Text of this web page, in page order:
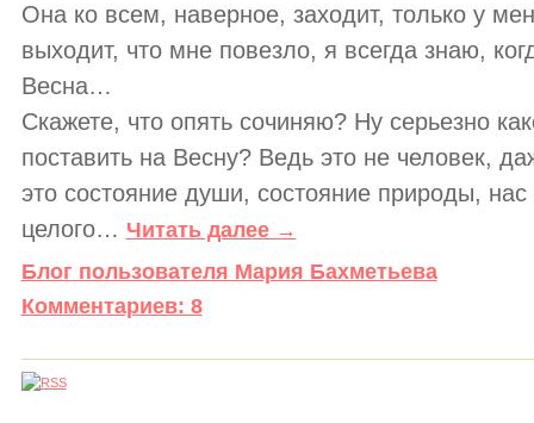
Она ко всем, наверное, заходит, только у
выходит, что мне повезло, я всегда знаю,
Весна…
Скажете, что опять сочиняю? Ну серьезно
поставить на Весну? Ведь это не человек,
это состояние души, состояние природы, нас
целого… Читать далее →
Блог пользователя Мария Бахметьева
Комментариев: 8